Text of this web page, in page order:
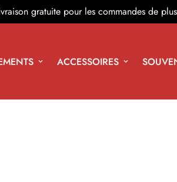
gratuite pour les commandes de
ACCESSOIRES